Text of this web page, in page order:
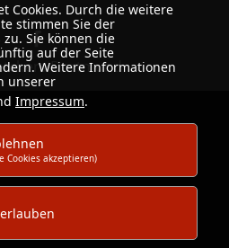
Dortmund
Cookies. Durch die weitere
stimmen Sie der
Sie können die
auf der Seite
Weitere Informationen
unserer
Impressum.
Cookies akzeptieren)